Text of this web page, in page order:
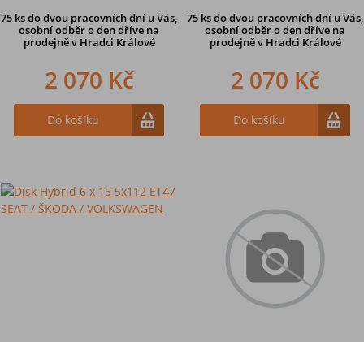
75 ksdo dvou pracovních dní u Vás,
osobní odběr o den dříve na
prodejně v Hradci Králové
2 070 Kč
Do košíku
75 ksdo dvou pracovních dní u Vás,
osobní odběr o den dříve na
prodejně v Hradci Králové
2 070 Kč
Do košíku